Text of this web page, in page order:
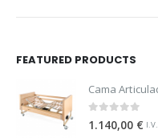
FEATURED PRODUCTS
Cama
0 out of 5
1.140,00 €